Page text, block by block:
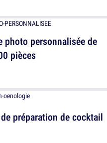
préparation de cocktail
photo personnalisée de
pièces